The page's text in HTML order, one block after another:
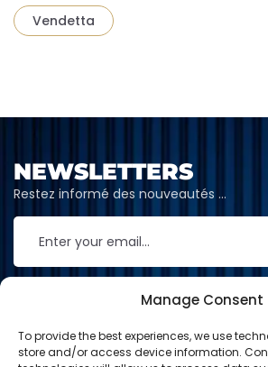
Manage Consent
To provide the best experiences, we use
store and/or access device information.
Vendetta
NEWSLETTERS
Restez informé des nouveautés …
CONTACT